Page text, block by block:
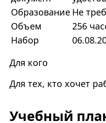
Образование Не
Объем
256
Набор
Для кого
Для тех, кто хочет
Учебный